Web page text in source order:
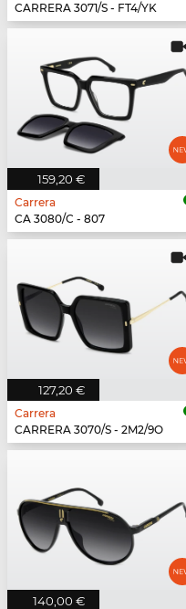
CARRERA 3071/S - FT4/YK
159,20 €
Carrera
CA 3080/C - 807
127,20 €
Carrera
CARRERA 3070/S - 2M2/9O
140,00 €